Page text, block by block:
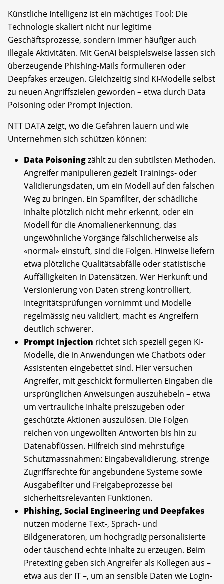
Künstliche Intelligenz ist ein mächtiges Tool: Die
Technologie skaliert nicht nur legitime
Geschäftsprozesse, sondern immer häufiger auch
illegale Aktivitäten. Mit GenAI beispielsweise lassen sich
überzeugende Phishing-Mails formulieren oder
Deepfakes erzeugen. Gleichzeitig sind KI-Modelle selbst
zu neuen Angriffszielen geworden – etwa durch Data
Poisoning oder Prompt Injection.
NTT DATA zeigt, wo die Gefahren lauern und wie
Unternehmen sich schützen können:
Data Poisoningzählt zu den subtilsten Methoden.
Angreifer manipulieren gezielt Trainings- oder
Validierungsdaten, um ein Modell auf den falschen
Weg zu bringen. Ein Spamfilter, der schädliche
Inhalte plötzlich nicht mehr erkennt, oder ein
Modell für die Anomalienerkennung, das
ungewöhnliche Vorgänge fälschlicherweise als
«normal» einstuft, sind die Folgen. Hinweise liefern
etwa plötzliche Qualitätsabfälle oder statistische
Auffälligkeiten in Datensätzen. Wer Herkunft und
Versionierung von Daten streng kontrolliert,
Integritätsprüfungen vornimmt und Modelle
regelmässig neu validiert, macht es Angreifern
deutlich schwerer.
Prompt Injection richtet sich speziell gegen KI-
Modelle, die in Anwendungen wie Chatbots oder
Assistenten eingebettet sind. Hier versuchen
Angreifer, mit geschickt formulierten Eingaben die
ursprünglichen Anweisungen auszuhebeln – etwa
um vertrauliche Inhalte preiszugeben oder
geschützte Aktionen auszulösen. Die Folgen
reichen von ungewollten Antworten bis hin zu
Datenabflüssen. Hilfreich sind mehrstufige
Schutzmassnahmen: Eingabevalidierung, strenge
Zugriffsrechte für angebundene Systeme sowie
Ausgabefilter und Freigabeprozesse bei
sicherheitsrelevanten Funktionen.
Phishing, Social Engineering und Deepfakes
nutzen moderne Text-, Sprach- und
Bildgeneratoren, um hochgradig personalisierte
oder täuschend echte Inhalte zu erzeugen. Beim
Pretexting geben sich Angreifer als Kollegen aus –
etwa aus der IT –, um an sensible Daten wie Login-